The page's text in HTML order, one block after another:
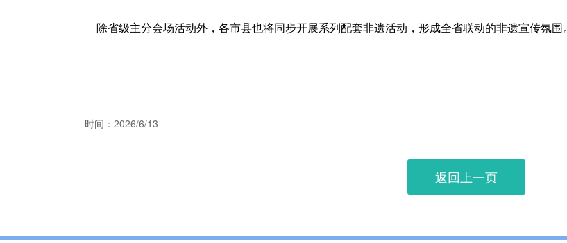
除省级主分会场活动外，各市县也将同步开展系列配套非遗活动，形成全省联动的非遗宣传氛围。
时间：2026/6/13
返回上一页